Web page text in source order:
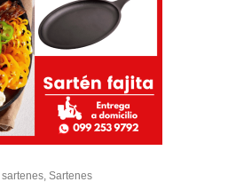
Sartenes